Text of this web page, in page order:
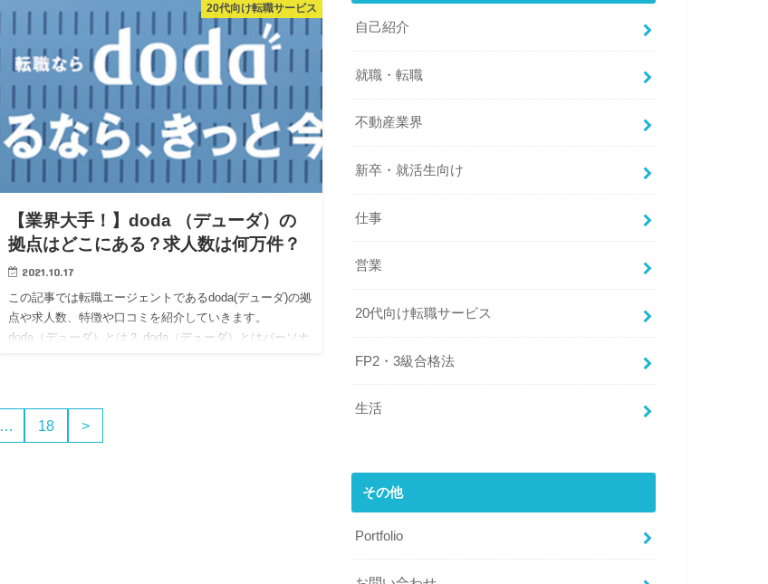
20代向け転職サービス
【業界大手！】doda （デューダ）の
拠点はどこにある？求人数は何万件？
2021.10.17
この記事では転職エージェントであるdoda(デューダ)の拠
点や求人数、特徴や口コミを紹介していきます。
doda（デューダ）とは？ doda（デューダ）とはパーソナ
… 18 >
自己紹介
就職・転職
不動産業界
新卒・就活生向け
仕事
営業
20代向け転職サービス
FP2・3級合格法
生活
その他
Portfolio